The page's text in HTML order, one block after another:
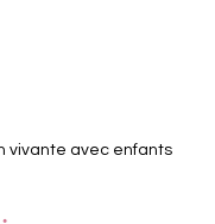
vivante avec enfants